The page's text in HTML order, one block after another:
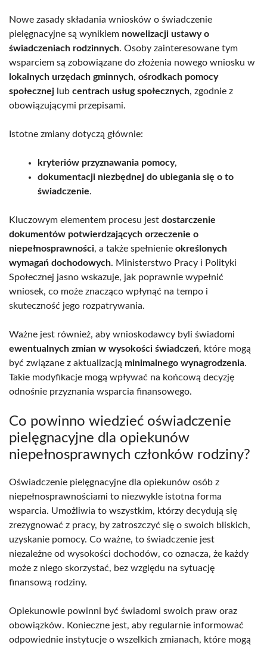
Nowe zasady składania wniosków o świadczenie
pielęgnacyjne są wynikiem nowelizacji ustawy o
świadczeniach rodzinnych. Osoby zainteresowane tym
wsparciem są zobowiązane do złożenia nowego wniosku w
lokalnych urzędach gminnych, ośrodkach pomocy
społecznej lub centrach usług społecznych, zgodnie z
obowiązującymi przepisami.
Istotne zmiany dotyczą głównie:
kryteriów przyznawania pomocy,
dokumentacji niezbędnej do ubiegania się o to
świadczenie.
Kluczowym elementem procesu jest dostarczenie
dokumentów potwierdzających orzeczenie o
niepełnosprawności, a także spełnienie określonych
wymagań dochodowych. Ministerstwo Pracy i Polityki
Społecznej jasno wskazuje, jak poprawnie wypełnić
wniosek, co może znacząco wpłynąć na tempo i
skuteczność jego rozpatrywania.
Ważne jest również, aby wnioskodawcy byli świadomi
ewentualnych zmian w wysokości świadczeń, które mogą
być związane z aktualizacją minimalnego wynagrodzenia.
Takie modyfikacje mogą wpływać na końcową decyzję
odnośnie przyznania wsparcia finansowego.
Co powinno wiedzieć oświadczenie
pielęgnacyjne dla opiekunów
niepełnosprawnych członków rodziny?
Oświadczenie pielęgnacyjne dla opiekunów osób z
niepełnosprawnościami to niezwykle istotna forma
wsparcia. Umożliwia to wszystkim, którzy decydują się
zrezygnować z pracy, by zatroszczyć się o swoich bliskich,
uzyskanie pomocy. Co ważne, to świadczenie jest
niezależne od wysokości dochodów, co oznacza, że każdy
może z niego skorzystać, bez względu na sytuację
finansową rodziny.
Opiekunowie powinni być świadomi swoich praw oraz
obowiązków. Konieczne jest, aby regularnie informować
odpowiednie instytucje o wszelkich zmianach, które mogą